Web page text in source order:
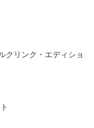
クリンク・エディショ